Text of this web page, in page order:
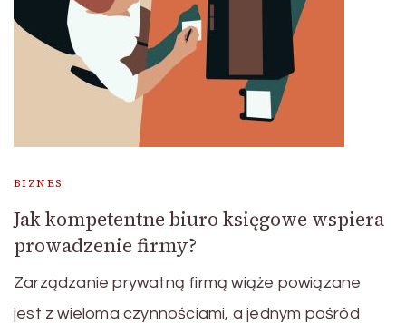
BIZNES
Jak kompetentne biuro księgowe wspiera
prowadzenie firmy?
Zarządzanie prywatną firmą wiąże powiązane
jest z wieloma czynnościami, a jednym pośród